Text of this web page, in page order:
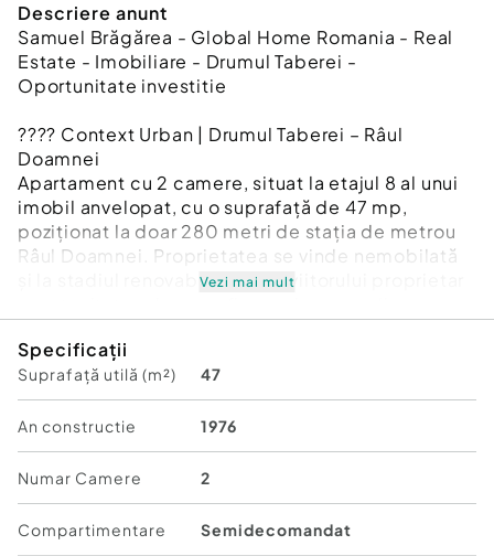
Descriere anunt
Samuel Brăgărea - Global Home Romania - Real
Estate - Imobiliare - Drumul Taberei -
Oportunitate investitie
???? Context Urban | Drumul Taberei – Râul
Doamnei
Apartament cu 2 camere, situat la etajul 8 al unui
imobil anvelopat, cu o suprafață de 47 mp,
poziționat la doar 280 metri de stația de metrou
Râul Doamnei. Proprietatea se vinde nemobilată
și la stadiul renovabil, oferind viitorului proprietar
preferințe.
Zona Râul Doamnei beneficiază de una dintre cele
mai bune infrastructuri rezidențiale din Drumul
Taberei, cu acces rapid către metrou, transport
public, unități de învățământ, centre medicale și
numeroase facilități comerciale. În imediata
apropiere se regăsesc restaurante apreciate
precum Azzurro, farmacii, supermarketuri, spații
Vezi mai mult
Specificații
Suprafață utilă (m²) 47
An constructie 1976
Numar Camere 2
Compartimentare Semidecomandat